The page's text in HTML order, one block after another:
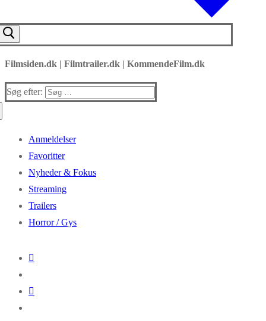
Filmsiden.dk | Filmtrailer.dk | KommendeFilm.dk
Søg efter:
Anmeldelser
Favoritter
Nyheder & Fokus
Streaming
Trailers
Horror / Gys